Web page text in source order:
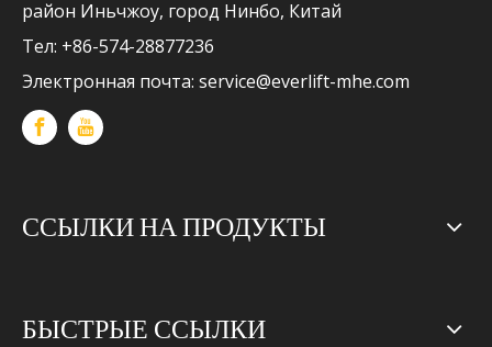
район Иньчжоу, город Нинбо, Китай
Тел: +86-574-28877236
Электронная почта: service@everlift-mhe.com
ССЫЛКИ НА ПРОДУКТЫ
БЫСТРЫЕ ССЫЛКИ